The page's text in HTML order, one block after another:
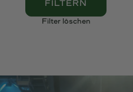
FILTERN
Filter löschen